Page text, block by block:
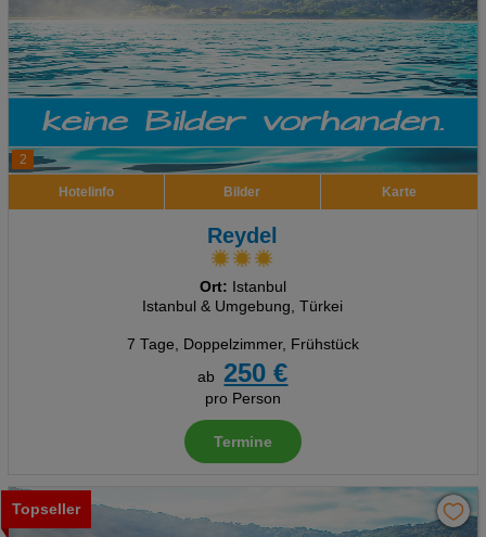
2
Hotelinfo Bilder Karte
Reydel
Ort: Istanbul
Istanbul & Umgebung, Türkei
7 Tage, Doppelzimmer, Frühstück
ab
250 €
pro Person
Termine
Topseller